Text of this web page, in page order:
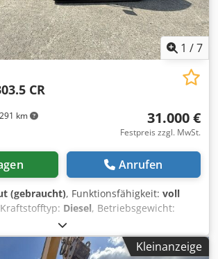
1 /7
291 km
CR
31.000 €
Festpreis zzgl. MwSt.
Anrufen
(gebraucht), Funktionsfähigkeit: voll
Diesel, Betriebsgewicht:
, Betriebsstunden:
, * 2.434 Stunden * Motor: Cat
24,8 kW * Emissionsstufe: EU Stufe V
Kleinanzeige